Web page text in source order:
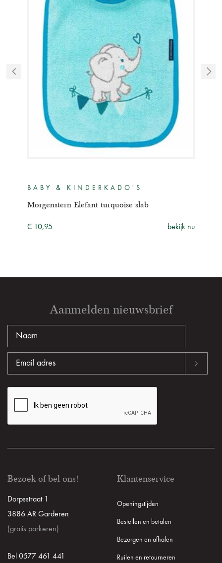
BABY & KINDERKADO'S
Morgenstern Elefant turquoise slab
€ 10,95 bekijk nu
Aanmelden nieuwsbrief
Bezoek of bel ons!
Dorpsstraat 1
3886 AR Garderen
(gratis parkeren)
Bel 0577 461 441
Klantenservice
Openingstijden
Bestellen en betalen
Bezorgen en afhalen
Ruilen en retourneren